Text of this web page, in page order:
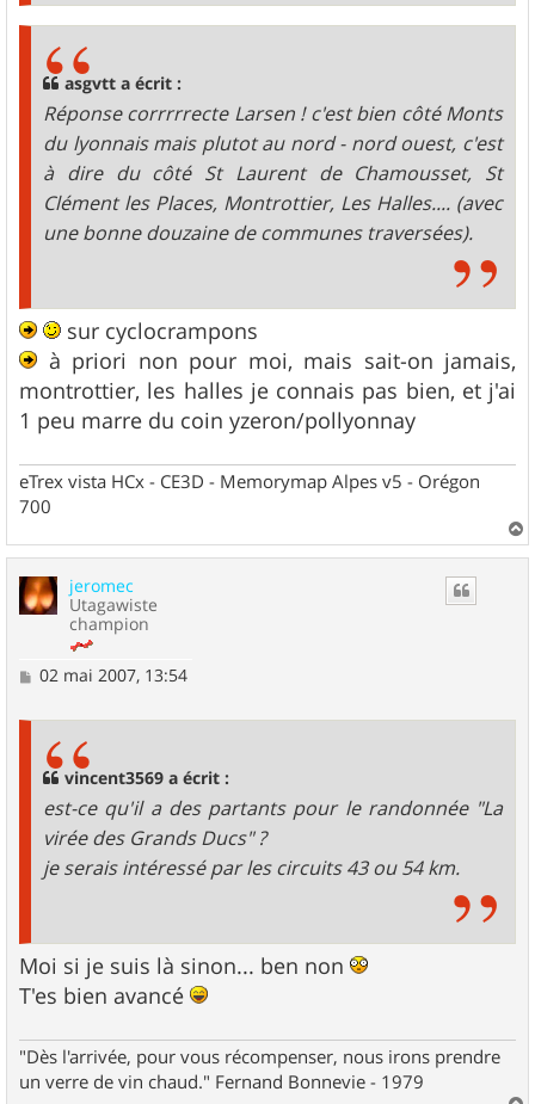
asgvtt a écrit :
Réponse corrrrrecte Larsen ! c'est bien côté Monts
du lyonnais mais plutot au nord - nord ouest, c'est
à dire du côté St Laurent de Chamousset, St
Clément les Places, Montrottier, Les Halles.... (avec
une bonne douzaine de communes traversées).
sur cyclocrampons
à priori non pour moi, mais sait-on jamais,
montrottier, les halles je connais pas bien, et j'ai
1 peu marre du coin yzeron/pollyonnay
eTrex vista HCx - CE3D - Memorymap Alpes v5 - Orégon
700
a
jeromec
Utagawiste
champion
M
02 mai 2007, 13:54
vincent3569 a écrit :
est-ce qu'il a des partants pour le randonnée "La
virée des Grands Ducs" ?
je serais intéressé par les circuits 43 ou 54 km.
Moi si je suis là sinon... ben non
T'es bien avancé
"Dès l'arrivée, pour vous récompenser, nous irons prendre
un verre de vin chaud." Fernand Bonnevie - 1979